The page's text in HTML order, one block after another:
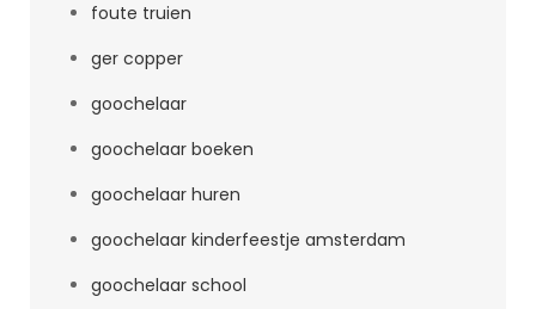
foute truien
ger copper
goochelaar
goochelaar boeken
goochelaar huren
goochelaar kinderfeestje amsterdam
goochelaar school